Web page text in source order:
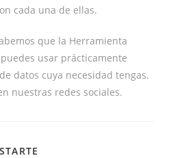
cada una de ellas.
que la Herramienta
usar prácticamente
datos cuya necesidad tengas.
nuestras redes sociales.